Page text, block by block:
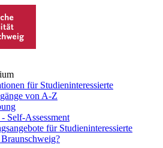
für Studieninteressierte
von A-Z
Self-Assessment
für Studieninteressierte